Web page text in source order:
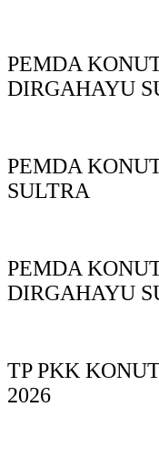
PEMDA
DIRGAHAYU
PEMDA
SULTRA
PEMDA
DIRGAHAYU
TP PKK
2026